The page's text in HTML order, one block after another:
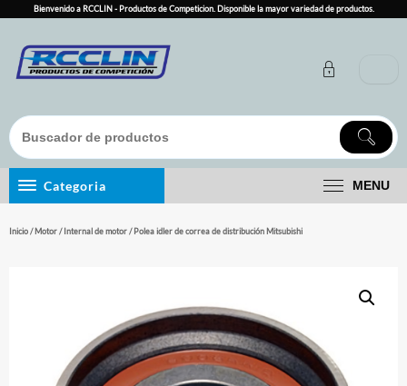
content
Bienvenido a RCCLIN - Productos de Competicion. Disponible la mayor variedad de productos.
Categoria MENU
Inicio/Motor/Internal de motor/ Polea idler de correa de distribución Mitsubishi